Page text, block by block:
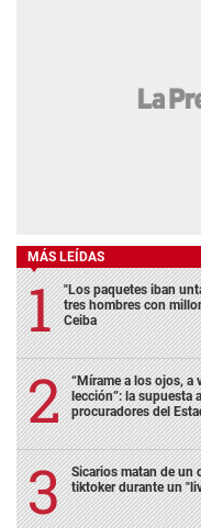
MÁS LEÍDAS
"Los paquetes iban
tres hombres con
Ceiba
“Mírame a los ojos, a
lección”: la supuesta
procuradores del
Sicarios matan de un
tiktoker durante un